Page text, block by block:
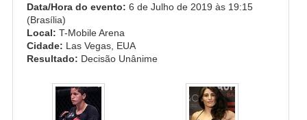
Data/Hora do evento: 6 de Julho de 2019 às 19:15
(Brasília)
Local: T-Mobile Arena
Cidade: Las Vegas, EUA
Resultado: Decisão Unânime